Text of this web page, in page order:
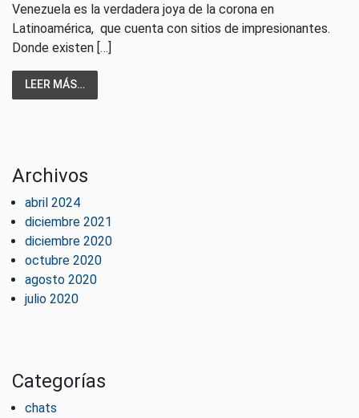
Venezuela es la verdadera joya de la corona en
Latinoamérica, que cuenta con sitios de impresionantes.
Donde existen […]
LEER MÁS…
Archivos
abril 2024
diciembre 2021
diciembre 2020
octubre 2020
agosto 2020
julio 2020
Categorías
chats